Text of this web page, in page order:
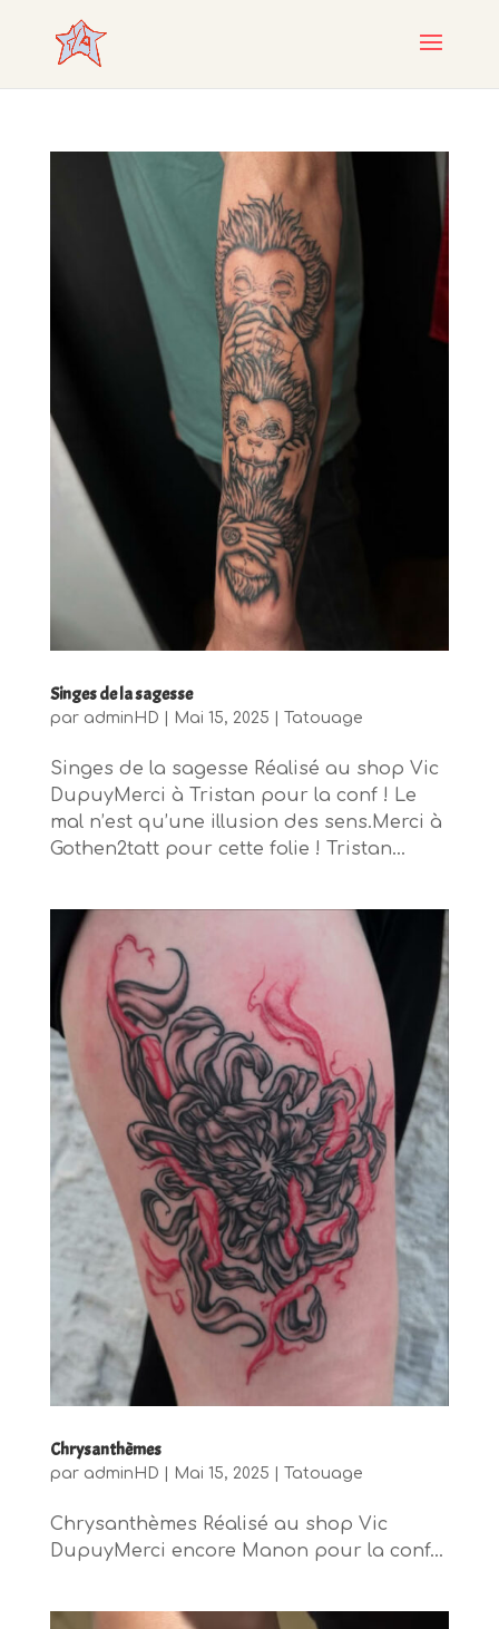
Singes de la sagesse
par adminHD Mai 15, 2025 Tatouage
Singes de la sagesse Réalisé au shop Vic
DupuyMerci à Tristan pour la conf ! Le
mal n’est qu’une illusion des sens.Merci à
Gothen2tatt pour cette folie ! Tristan...
Chrysanthèmes
par adminHD Mai 15, 2025 Tatouage
Chrysanthèmes Réalisé au shop Vic
DupuyMerci encore Manon pour la conf...